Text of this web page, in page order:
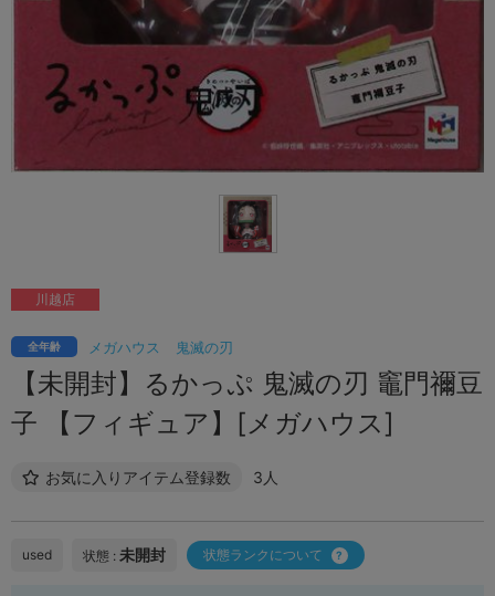
メガハウス 鬼滅の刃
全年齢
【未開封】るかっぷ 鬼滅の刃 竈門禰豆
子 【フィギュア】[メガハウス]
お気に入りアイテム登録数 3人
川越店
used 状態 : 未開封 状態ランクについて